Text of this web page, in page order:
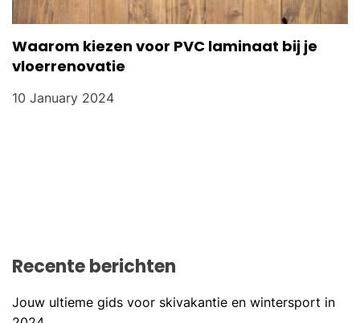
Waarom kiezen voor PVC laminaat bij je
vloerrenovatie
10 January 2024
Recente berichten
Jouw ultieme gids voor skivakantie en wintersport in